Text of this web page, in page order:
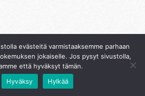
evästeitä varmistaaksemme parhaan
jokaiselle. Jos pysyt sivustolla,
että hyväksyt tämän.
Hyväksy
Hylkää